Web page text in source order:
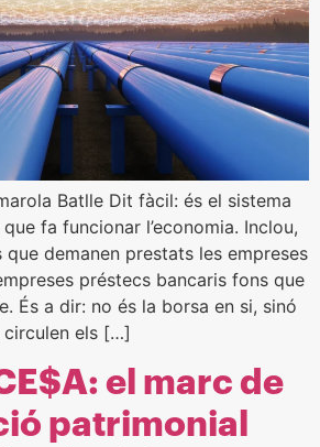
Batlle Dit fàcil: és el sistema
fa funcionar l’economia. Inclou,
que demanen prestats les empreses
préstecs bancaris fons que
És a dir: no és la borsa en si, sinó
circulen els […]
el marc de
patrimonial